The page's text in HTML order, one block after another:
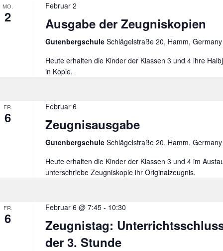
MO.
2
Februar 2
Ausgabe der Zeugniskopien
Gutenbergschule Schlägelstraße 20, Hamm, Germany
Heute erhalten die Kinder der Klassen 3 und 4 ihre
in Kopie.
FR.
6
Februar 6
Zeugnisausgabe
Gutenbergschule Schlägelstraße 20, Hamm, Germany
Heute erhalten die Kinder der Klassen 3 und 4 im
unterschriebe Zeugniskopie ihr Originalzeugnis.
FR.
6
Februar 6 @ 7:45- 10:30
Zeugnistag:
der 3. Stunde